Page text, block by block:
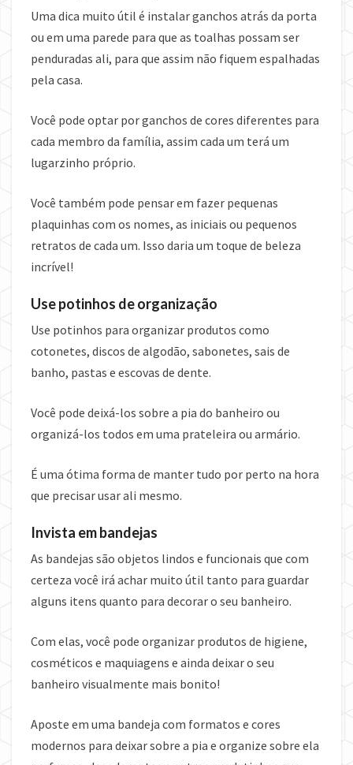
Uma dica muito útil é instalar ganchos atrás da porta
ou em uma parede para que as toalhas possam ser
penduradas ali, para que assim não fiquem espalhadas
pela casa.
Você pode optar por ganchos de cores diferentes para
cada membro da família, assim cada um terá um
lugarzinho próprio.
Você também pode pensar em fazer pequenas
plaquinhas com os nomes, as iniciais ou pequenos
retratos de cada um. Isso daria um toque de beleza
incrível!
Use potinhos de organização
Use potinhos para organizar produtos como
cotonetes, discos de algodão, sabonetes, sais de
banho, pastas e escovas de dente.
Você pode deixá-los sobre a pia do banheiro ou
organizá-los todos em uma prateleira ou armário.
É uma ótima forma de manter tudo por perto na hora
que precisar usar ali mesmo.
Invista em bandejas
As bandejas são objetos lindos e funcionais que com
certeza você irá achar muito útil tanto para guardar
alguns itens quanto para decorar o seu banheiro.
Com elas, você pode organizar produtos de higiene,
cosméticos e maquiagens e ainda deixar o seu
banheiro visualmente mais bonito!
Aposte em uma bandeja com formatos e cores
modernos para deixar sobre a pia e organize sobre ela